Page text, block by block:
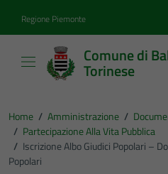
Regione Piemonte
Comune di
Torinese
Home / Amministrazione /
/ Partecipazione Alla Vita Pubblica
/ Iscrizione Albo Giudici Popolari –
Popolari